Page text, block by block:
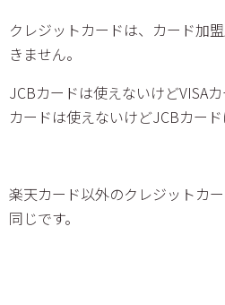
クレジットカードは、カード加
きません。
JCBカードは使えないけどVISA
カードは使えないけどJCBカード
楽天カード以外のクレジットカ
同じです。